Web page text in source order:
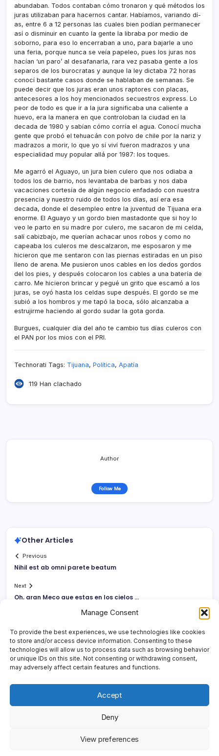
Manage Consent
To provide the best experiences, we use technologies like cookies
to store and/or access device information. Consenting to these
technologies will allow us to process data such as browsing behavior
or unique IDs on this site. Not consenting or withdrawing consent,
may adversely affect certain features and functions.
Accept
Deny
View preferences
abundaban. Todos contaban cómo tronaron y qué métodos los
juras utilizaban para hacernos cantar. Habí­amos, variando dí­
as, entre 6 a 12 personas las cuales bien podí­an permanecer
así­ o disminuir en cuanto la gente la libraba por medio de
soborno, para eso lo encerraban a uno, para bajarle a uno
una feria, porque nunca se veí­a papeleo, pues los juras nos
hací­an ‘un paro’ al desafanarla, rara vez pasaba gente a los
separos de los burocratas y aunque la ley dictaba 72 horas
conocí­ bastante casos donde se hablaban de semanas. Se
puede decir que los juras eran unos raptores con placas,
antecesores a los hoy mencionados secuestros express. Lo
peor de todo es que ir a la jura significaba una caliente a
huevo, era la manera en que controloban la ciudad en la
decada de 1980 y sabí­an cómo corrí­a el agua. Conocí­ mucha
gente que probó el tehuacán con polvo de chile por la nariz y
madrazos a morir, lo que yo sí­ viví­ fueron madrazos y una
especialidad muy popular allá por 1987: los toques.
Me agarró el Aguayo, un jura bien culero que nos odiaba a
todos los de barrio, nos levantaba de barbas y nos daba
vacaciones cortesí­a de algún negocio enfadado con nuestra
presencia y nuestro ruido de todos los dí­as, así­ era esa
decada, donde el desempleo entre la juventud de Tijuana era
enorme. El Aguayo y un gordo bien mastadonte que si hoy lo
veo le parto en su madre por culero, me sacaron de mi celda,
salí­ cabizbajo, me querí­an achacar unos robos y como no
capeaba los culeros me descalzaron, me esposaron y me
hicieron que me sentaron con las piernas estiradas en un piso
lleno de arena. Me pusieron unos cables en los dedos gordos
del los pies, y después colocaron los cables a una baterí­a de
carro. Me hicieron brincar y pegué un grito que escamó a los
juras, se oyó hasta los celdas supe después. El gordo se me
subió a los hombros y me tapó la boca, sólo alcanzaba a
estrujirme haciendo al gordo sudar la gota gorda.
Burgues, cualquier dí­a del año te cambio tus dí­as culeros con
el PAN por los mios con el PRI.
Technorati Tags: Tijuana, Polí­tica, Apatí­a
119 Han clachado
Author
Follow Me
Other Articles
Previous
Nihil est ab omni parete beatum
Next
Oh, gran Meco que estas en los cielos …
Yonder Lies It. All rights reserved.